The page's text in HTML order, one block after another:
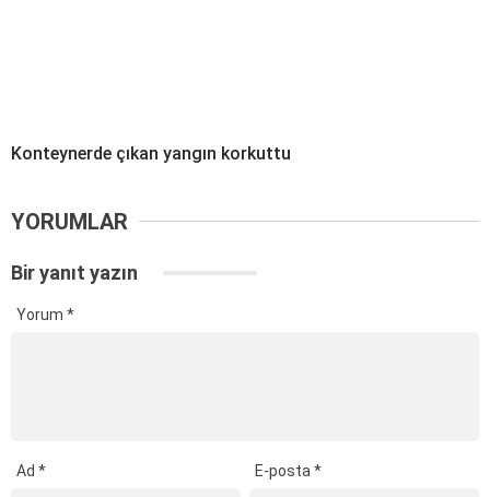
Konteynerde çıkan yangın korkuttu
YORUMLAR
Bir yanıt yazın
Yorum *
Ad * E-posta*